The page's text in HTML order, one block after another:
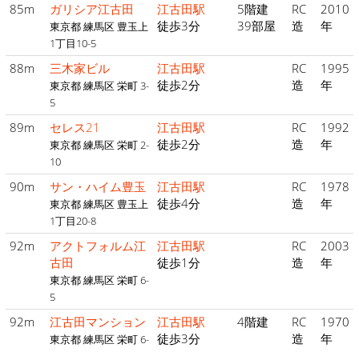
85m ガリシア江古田
東京都 練馬区 豊玉上
1丁目10-5
江古田駅
徒歩3分
5階建
39部屋
RC
造
2010
年
88m 三木家ビル
東京都 練馬区 栄町 3-
5
江古田駅
徒歩2分
RC
造
1995
年
89m セレス21
東京都 練馬区 栄町 2-
10
江古田駅
徒歩2分
RC
造
1992
年
90m サン・ハイム豊玉
東京都 練馬区 豊玉上
1丁目20-8
江古田駅
徒歩4分
RC
造
1978
年
92m
アクトフォルム江
古田
東京都 練馬区 栄町 6-
5
江古田駅
徒歩1分
RC
造
2003
年
92m 江古田マンション
東京都 練馬区 栄町 6-
江古田駅
徒歩3分
4階建
RC
造
1970
年